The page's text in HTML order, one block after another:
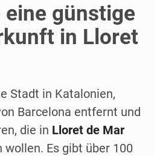
eine günstige
in Lloret
Stadt in Katalonien,
Barcelona entfernt und
die in Lloret de Mar
wollen. Es gibt über 100